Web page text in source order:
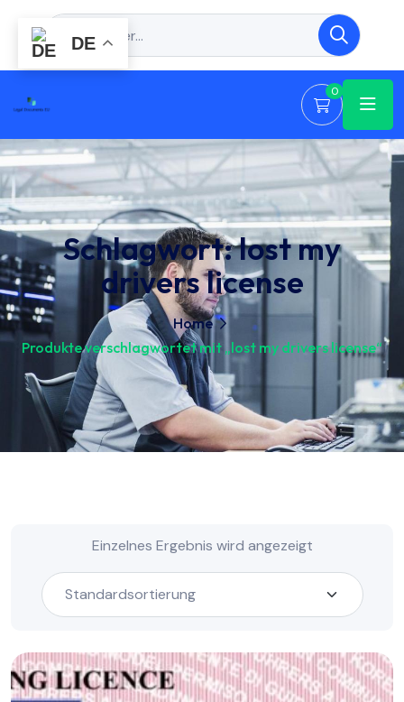
0
Schlagwort:lost my
drivers license
Home
Produkte verschlagwortet mit „lost my drivers license“
Einzelnes Ergebnis wird angezeigt
DE